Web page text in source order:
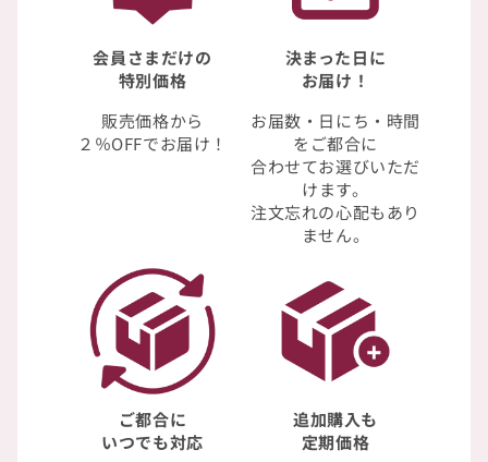
会員さまだけの
特別価格
販売価格から
２％OFFでお届け！
決まった日に
お届け！
お届数・日にち・時間
をご都合に
合わせてお選びいただ
けます。
注文忘れの心配もあり
ません。
ご都合に
いつでも対応
追加購入も
定期価格